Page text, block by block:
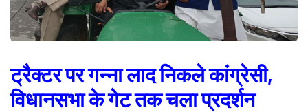
ट्रैक्टर पर गन्ना लाद निकले कांग्रेसी,
विधानसभा के गेट तक चला प्रदर्शन